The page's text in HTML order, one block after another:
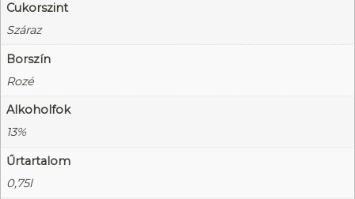
Cukorszint
Száraz
Borszín
Rozé
Alkoholfok
13%
Űrtartalom
0,75l